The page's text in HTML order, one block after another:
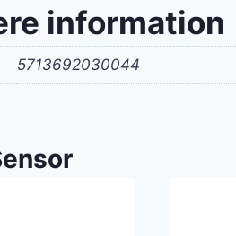
information
5713692030044